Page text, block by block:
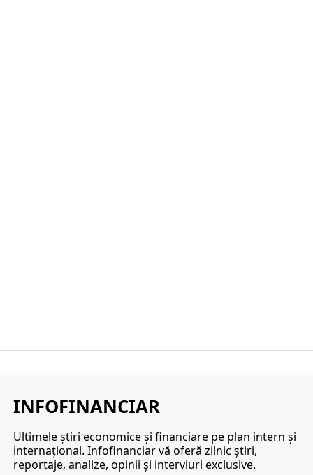
INFOFINANCIAR
Ultimele ştiri economice şi financiare pe plan intern şi
internaţional. Infofinanciar vă oferă zilnic ştiri,
reportaje, analize, opinii şi interviuri exclusive.